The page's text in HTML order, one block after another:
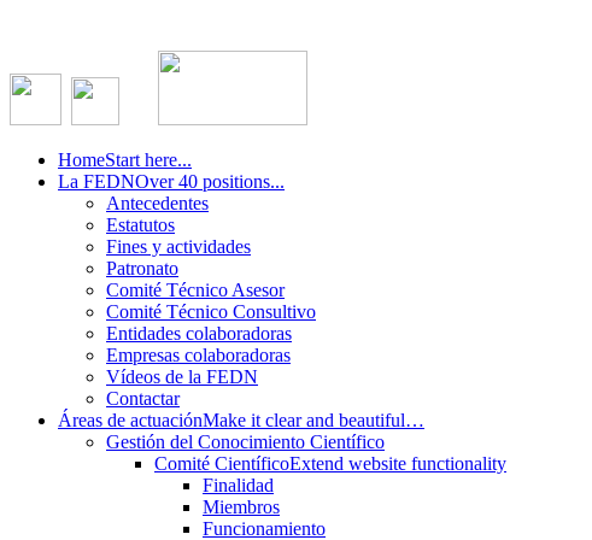
HomeStart here...
La FEDNOver 40 positions...
Antecedentes
Estatutos
Fines y actividades
Patronato
Comité Técnico Asesor
Comité Técnico Consultivo
Entidades colaboradoras
Empresas colaboradoras
Vídeos de la FEDN
Contactar
Áreas de actuaciónMake it clear and beautiful…
Gestión del Conocimiento Científico
Comité CientíficoExtend website functionality
Finalidad
Miembros
Funcionamiento